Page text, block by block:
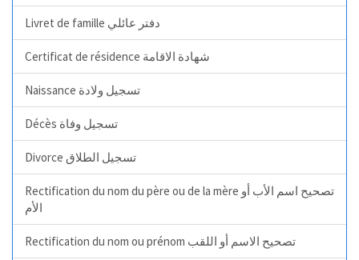
Livret de famille دفتر عائلي
Certificat de résidence شهادة الاقامة
Naissance تسجيل ولادة
Décès تسجيل وفاة
Divorce تسجيل الطلاق
Rectification du nom du père ou de la mère تصحيح اسم الأب أو
الأم
Rectification du nom ou prénom تصحيح الاسم أو اللقب